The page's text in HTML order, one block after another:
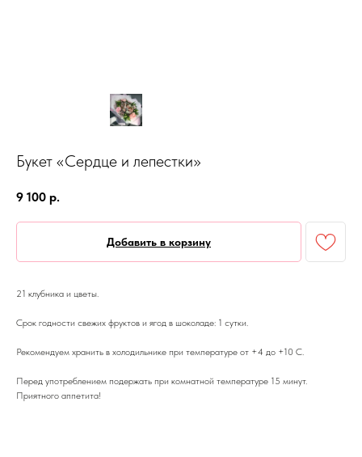
Букет «Сердце и лепестки»
9 100 р.
Добавить в корзину
21 клубника и цветы.
Срок годности свежих фруктов и ягод в шоколаде: 1 сутки.
Рекомендуем хранить в холодильнике при температуре от +4 до +10 С.
Перед употреблением подержать при комнатной температуре 15 минут.
Приятного аппетита!